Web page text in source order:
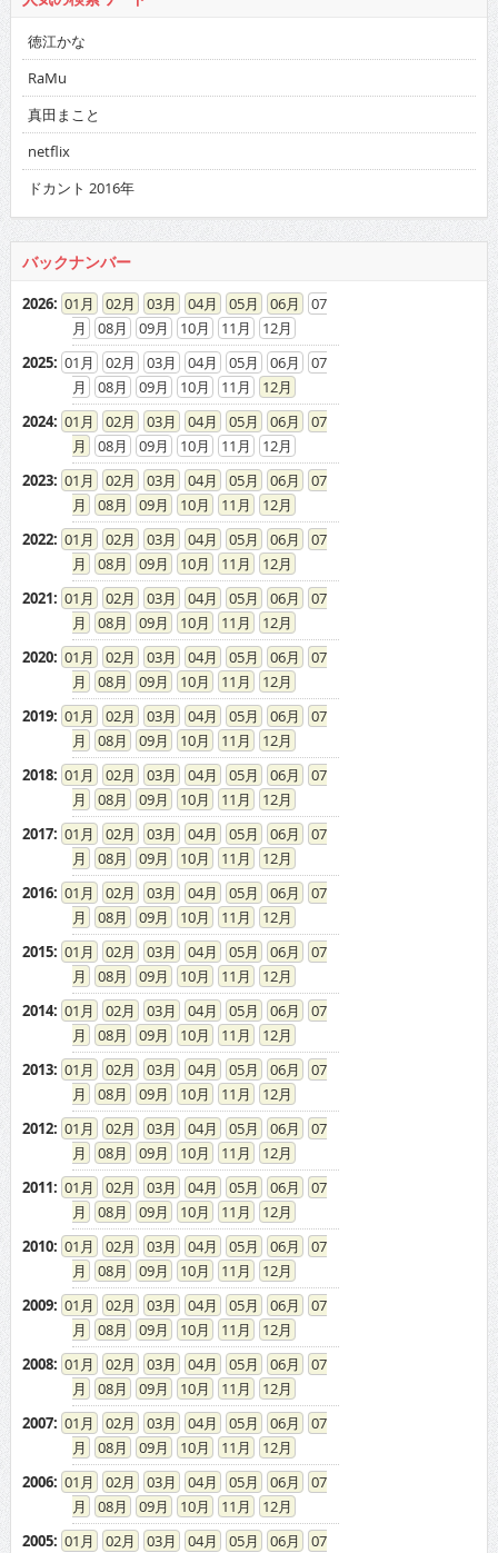
徳江かな
RaMu
真田まこと
netflix
ドカント 2016年
バックナンバー
2026: 01 02 03 04 05 06
07
08
09 10 11
12
2025: 01 02 03 04 05 06
07
08
09 10 11
12
2024: 01 02 03 04 05 06
07
08
09 10 11
12
2023: 01 02 03 04 05 06
07
08
09 10 11
12
2022: 01 02 03 04 05 06
07
08
09 10 11
12
2021: 01 02 03 04 05 06
07
08
09 10 11
12
2020: 01 02 03 04 05 06
07
08
09 10 11
12
2019: 01 02 03 04 05 06
07
08
09 10 11
12
2018: 01 02 03 04 05 06
07
08
09 10 11
12
2017: 01 02 03 04 05 06
07
08
09 10 11
12
2016: 01 02 03 04 05 06
07
08
09 10 11
12
2015: 01 02 03 04 05 06
07
08
09 10 11
12
2014: 01 02 03 04 05 06
07
08
09 10 11
12
2013: 01 02 03 04 05 06
07
08
09 10 11
12
2012: 01 02 03 04 05 06
07
08
09 10 11
12
2011: 01 02 03 04 05 06
07
08
09 10 11
12
2010: 01 02 03 04 05 06
07
08
09 10 11
12
2009: 01 02 03 04 05 06
07
08
09 10 11
12
2008: 01 02 03 04 05 06
07
08
09 10 11
12
2007: 01 02 03 04 05 06
07
08
09 10 11
12
2006: 01 02 03 04 05 06
07
08
09 10 11
12
2005: 01 02 03 04 05 06
07